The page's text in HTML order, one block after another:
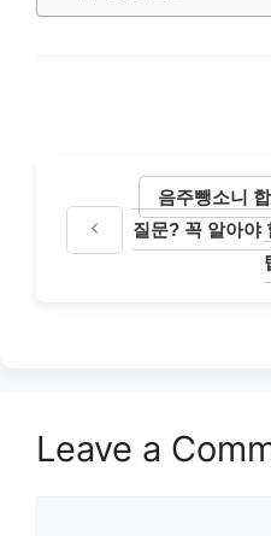
음주뺑소니
질문? 꼭 알아야
Leave a